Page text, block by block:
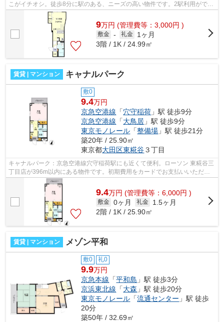
こがイチオシ。徒歩8分に駅のある、ニーズの高い物件です。2駅利用ができ
て、電車での移動に役立つ物件です。...
9万円 (管理費等：3,000円 )
敷金 - 礼金
1ヶ月
3階 / 1K / 24.99㎡
賃貸 | マンション キャナルパーク
敷0
9.4万円
京急空港線 「穴守稲荷 」駅 徒歩9分
京急空港線 「大鳥居 」駅 徒歩9分
東京モノレール 「整備場 」駅 徒歩21分
築20年 / 25.90㎡
東京都大田区東糀谷３丁目
キャナルパーク：京急空港線穴守稲荷駅にも近くて便利。ローソン 東糀谷三
丁目店が396m以内にある物件です。初期費用をカードでお支払いいただけ
るので、カードで決済したい方にもおす...
9.4万円 (管理費等：6,000円 )
敷金 0ヶ月 礼金
1.5ヶ月
2階 / 1K / 25.90㎡
賃貸 | マンション メゾン平和
敷0 礼0
9.9万円
京急本線 「平和島 」駅 徒歩3分
京浜東北線 「大森 」駅 徒歩20分
東京モノレール 「流通センター 」駅 徒歩
20分
築50年 / 32.69㎡